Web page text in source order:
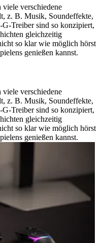
verschiedene
z. B. Musik, Soundeffekte,
Treiber sind so konzipiert,
gleichzeitig
so klar wie möglich hörst
genießen kannst.
verschiedene
z. B. Musik, Soundeffekte,
Treiber sind so konzipiert,
gleichzeitig
so klar wie möglich hörst
genießen kannst.